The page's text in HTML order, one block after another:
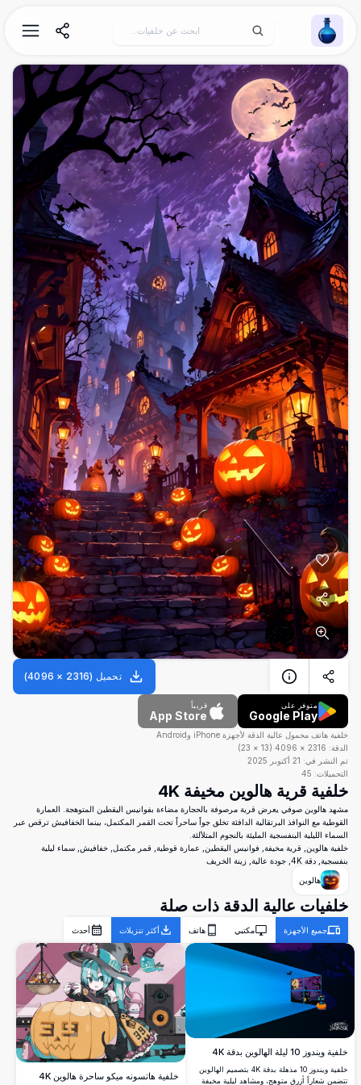
Wallpaper Alchemy
تحميل (
2316
×
4096
)
متوفر على
Google Play
قريباً
App Store
خلفية هاتف محمول عالية الدقة لأجهزة iPhone وAndroid
الدقة: 2316
×
4096
(
13
×
23
)
تم النشر في: 21 أكتوبر 2025
التحميلات: 45
خلفية قرية هالوين مخيفة 4K
مشهد هالوين صوفي يعرض قرية مرصوفة بالحجارة مضاءة بفوانيس اليقطين المتوهجة. العمارة
القوطية مع النوافذ البرتقالية الدافئة تخلق جواً ساحراً تحت القمر المكتمل، بينما الخفافيش ترقص عبر
السماء الليلية البنفسجية المليئة بالنجوم المتلألئة.
خلفية هالوين, قرية مخيفة, فوانيس اليقطين, عمارة قوطية, قمر مكتمل, خفافيش, سماء ليلية
بنفسجية, دقة 4K, جودة عالية, زينة الخريف
هالوين
خلفيات عالية الدقة ذات صلة
جميع الأجهزة مكتبي هاتف أكثر تنزيلات أحدث
خلفية ويندوز 10 ليلة الهالوين بدقة 4K
خلفية ويندوز 10 مذهلة بدقة 4K بتصميم الهالوين
تتضمن شعاراً أزرق متوهج، ومشاهد ليلية مخيفة
خلفية هاتسونه ميكو ساحرة هالوين 4K